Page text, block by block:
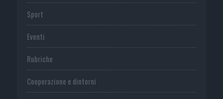
Sport
Eventi
Rubriche
Cooperazione e dintorni